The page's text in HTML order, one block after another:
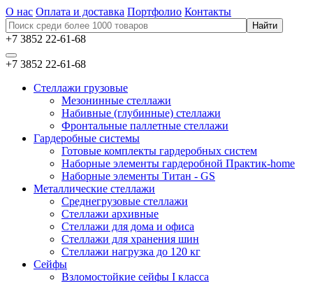
О нас Оплата и доставка Портфолио Контакты
+7 3852 22-61-68
+7 3852 22-61-68
Стеллажи грузовые
Мезонинные стеллажи
Набивные (глубинные) стеллажи
Фронтальные паллетные стеллажи
Гардеробные системы
Готовые комплекты гардеробных систем
Наборные элементы гардеробной Практик-home
Наборные элементы Титан - GS
Металлические стеллажи
Среднегрузовые стеллажи
Стеллажи архивные
Стеллажи для дома и офиса
Стеллажи для хранения шин
Стеллажи нагрузка до 120 кг
Сейфы
Взломостойкие сейфы I класса